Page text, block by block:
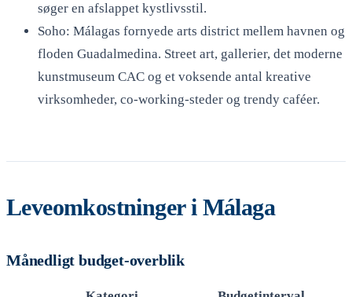
søger en afslappet kystlivsstil.
Soho: Málagas fornyede arts district mellem havnen og
floden Guadalmedina. Street art, gallerier, det moderne
kunstmuseum CAC og et voksende antal kreative
virksomheder, co-working-steder og trendy caféer.
Leveomkostninger i Málaga
Månedligt budget-overblik